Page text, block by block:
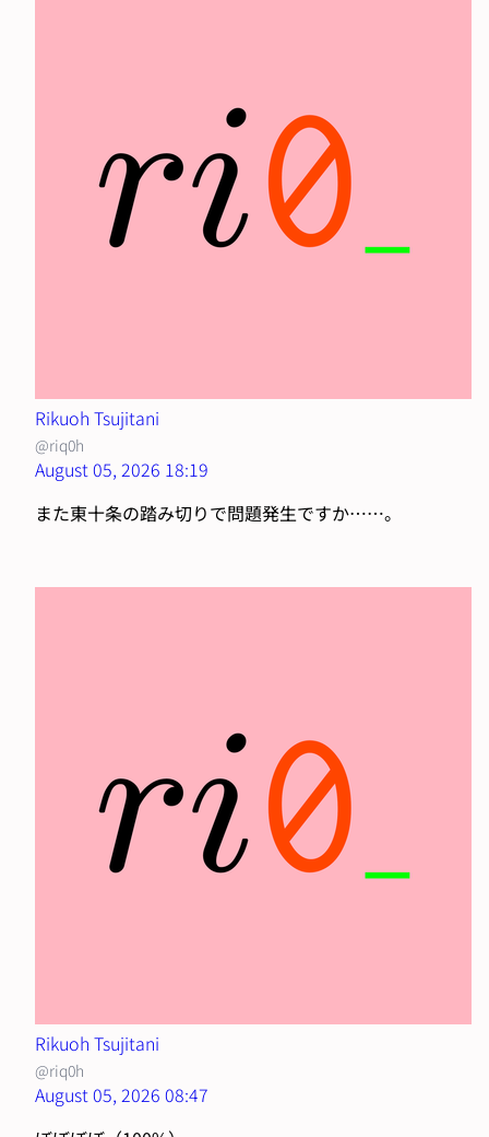
Rikuoh Tsujitani
@riq0h
August 05, 2026 18:19
また東十条の踏み切りで問題発生ですか……。
Rikuoh Tsujitani
@riq0h
August 05, 2026 08:47